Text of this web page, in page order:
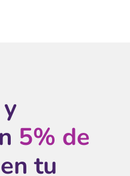
5% de
en tu